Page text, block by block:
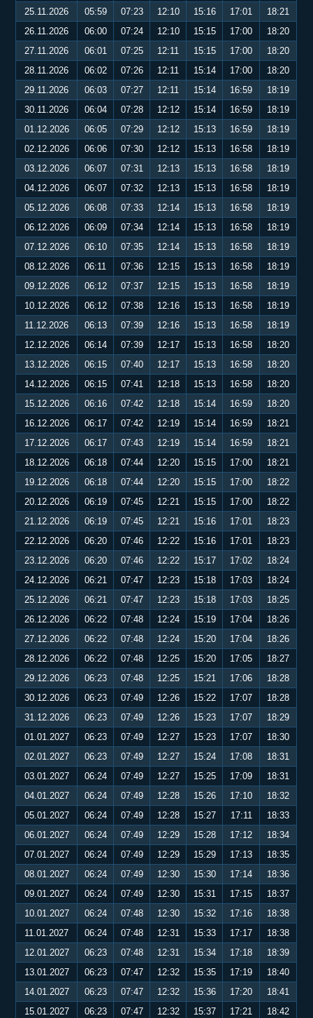
25.11.2026
05:59 07:23 12:10 15:16 17:01
18:21
26.11.2026
06:00 07:24 12:10 15:15 17:00
18:20
27.11.2026
06:01 07:25 12:11 15:15 17:00
18:20
28.11.2026
06:02 07:26 12:11 15:14 17:00
18:20
29.11.2026
06:03 07:27 12:11 15:14 16:59
18:19
30.11.2026
06:04 07:28 12:12 15:14 16:59
18:19
01.12.2026
06:05 07:29 12:12 15:13 16:59
18:19
02.12.2026
06:06 07:30 12:12 15:13 16:58
18:19
03.12.2026
06:07 07:31 12:13 15:13 16:58
18:19
04.12.2026
06:07 07:32 12:13 15:13 16:58
18:19
05.12.2026
06:08 07:33 12:14 15:13 16:58
18:19
06.12.2026
06:09 07:34 12:14 15:13 16:58
18:19
07.12.2026
06:10 07:35 12:14 15:13 16:58
18:19
08.12.2026
06:11 07:36 12:15 15:13 16:58
18:19
09.12.2026
06:12 07:37 12:15 15:13 16:58
18:19
10.12.2026
06:12 07:38 12:16 15:13 16:58
18:19
11.12.2026
06:13 07:39 12:16 15:13 16:58
18:19
12.12.2026
06:14 07:39 12:17 15:13 16:58
18:20
13.12.2026
06:15 07:40 12:17 15:13 16:58
18:20
14.12.2026
06:15 07:41 12:18 15:13 16:58
18:20
15.12.2026
06:16 07:42 12:18 15:14 16:59
18:20
16.12.2026
06:17 07:42 12:19 15:14 16:59
18:21
17.12.2026
06:17 07:43 12:19 15:14 16:59
18:21
18.12.2026
06:18 07:44 12:20 15:15 17:00
18:21
19.12.2026
06:18 07:44 12:20 15:15 17:00
18:22
20.12.2026
06:19 07:45 12:21 15:15 17:00
18:22
21.12.2026
06:19 07:45 12:21 15:16 17:01
18:23
22.12.2026
06:20 07:46 12:22 15:16 17:01
18:23
23.12.2026
06:20 07:46 12:22 15:17 17:02
18:24
24.12.2026
06:21 07:47 12:23 15:18 17:03
18:24
25.12.2026
06:21 07:47 12:23 15:18 17:03
18:25
26.12.2026
06:22 07:48 12:24 15:19 17:04
18:26
27.12.2026
06:22 07:48 12:24 15:20 17:04
18:26
28.12.2026
06:22 07:48 12:25 15:20 17:05
18:27
29.12.2026
06:23 07:48 12:25 15:21 17:06
18:28
30.12.2026
06:23 07:49 12:26 15:22 17:07
18:28
31.12.2026
06:23 07:49 12:26 15:23 17:07
18:29
01.01.2027
06:23 07:49 12:27 15:23 17:07
18:30
02.01.2027
06:23 07:49 12:27 15:24 17:08
18:31
03.01.2027
06:24 07:49 12:27 15:25 17:09
18:31
04.01.2027
06:24 07:49 12:28 15:26 17:10
18:32
05.01.2027
06:24 07:49 12:28 15:27 17:11
18:33
06.01.2027
06:24 07:49 12:29 15:28 17:12
18:34
07.01.2027
06:24 07:49 12:29 15:29 17:13
18:35
08.01.2027
06:24 07:49 12:30 15:30 17:14
18:36
09.01.2027
06:24 07:49 12:30 15:31 17:15
18:37
10.01.2027
06:24 07:48 12:30 15:32 17:16
18:38
11.01.2027
06:24 07:48 12:31 15:33 17:17
18:38
12.01.2027
06:23 07:48 12:31 15:34 17:18
18:39
13.01.2027
06:23 07:47 12:32 15:35 17:19
18:40
14.01.2027
06:23 07:47 12:32 15:36 17:20
18:41
15.01.2027
06:23 07:47 12:32 15:37 17:21
18:42